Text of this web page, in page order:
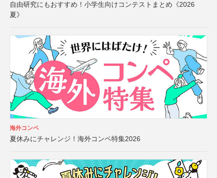
自由研究にもおすすめ！小学生向けコンテストまとめ《2026
夏》
海外コンペ
夏休みにチャレンジ！海外コンペ特集2026